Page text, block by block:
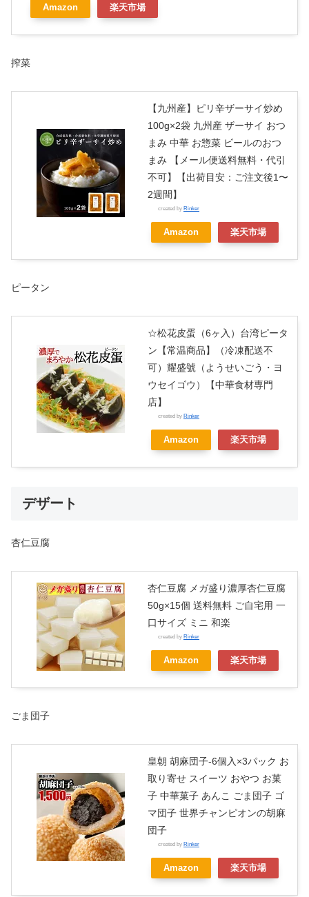
Amazon 楽天市場
搾菜
【九州産】ピリ辛ザーサイ炒め
100g×2袋 九州産 ザーサイ おつ
まみ 中華 お惣菜 ビールのおつ
まみ 【メール便送料無料・代引
不可】【出荷目安：ご注文後1〜
2週間】
created by Rinker
Amazon 楽天市場
ピータン
☆松花皮蛋（6ヶ入）台湾ピータ
ン【常温商品】（冷凍配送不
可）耀盛號（ようせいごう・ヨ
ウセイゴウ）【中華食材専門
店】
created by Rinker
Amazon 楽天市場
デザート
杏仁豆腐
杏仁豆腐 メガ盛り濃厚杏仁豆腐
50g×15個 送料無料 ご自宅用 一
口サイズ ミニ 和楽
created by Rinker
Amazon 楽天市場
ごま団子
皇朝 胡麻団子-6個入×3パック お
取り寄せ スイーツ おやつ お菓
子 中華菓子 あんこ ごま団子 ゴ
マ団子 世界チャンピオンの胡麻
団子
created by Rinker
Amazon 楽天市場